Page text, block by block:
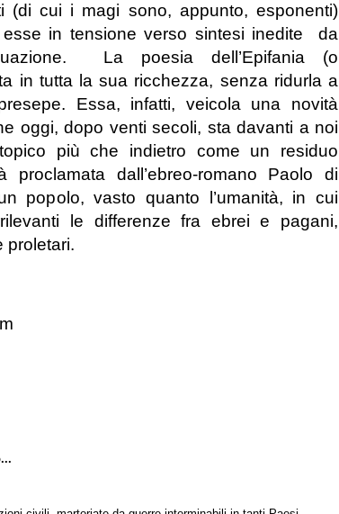
(di cui i magi sono, appunto, esponenti)
in tensione verso sintesi inedite
da
La poesia dell’Epifania (o
in tutta la sua ricchezza, senza ridurla a
Essa, infatti, veicola una novità
oggi, dopo venti secoli, sta davanti a noi
più che indietro come un residuo
proclamata dall’ebreo-romano Paolo di
popolo, vasto quanto l’umanità, in cui
le differenze fra ebrei e pagani,
proletari.